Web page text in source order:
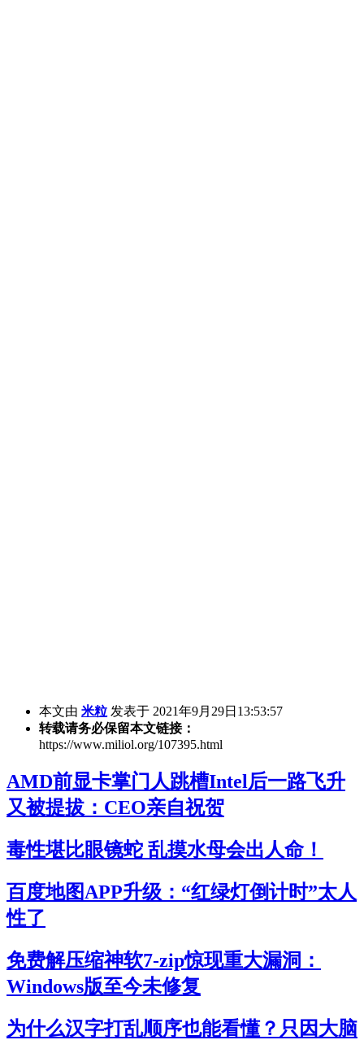
本文由 米粒 发表于 2021年9月29日13:53:57
转载请务必保留本文链接：
https://www.miliol.org/107395.html
AMD前显卡掌门人跳槽Intel后一路飞升
又被提拔：CEO亲自祝贺
毒性堪比眼镜蛇 乱摸水母会出人命！
百度地图APP升级：“红绿灯倒计时”太人
性了
免费解压缩神软7-zip惊现重大漏洞：
Windows版至今未修复
为什么汉字打乱顺序也能看懂？只因大脑